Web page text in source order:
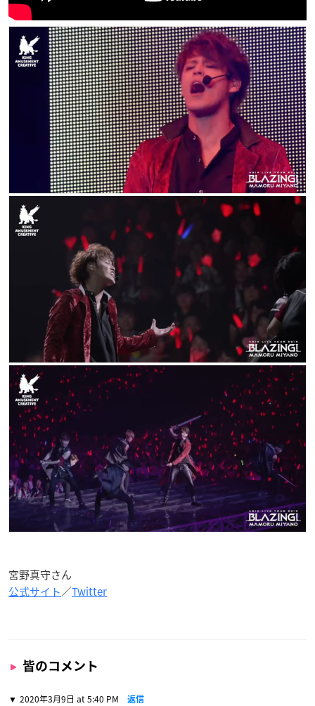
宮野真守さん
公式サイト／Twitter
皆のコメント
2020年3月9日 at 5:40 PM 返信